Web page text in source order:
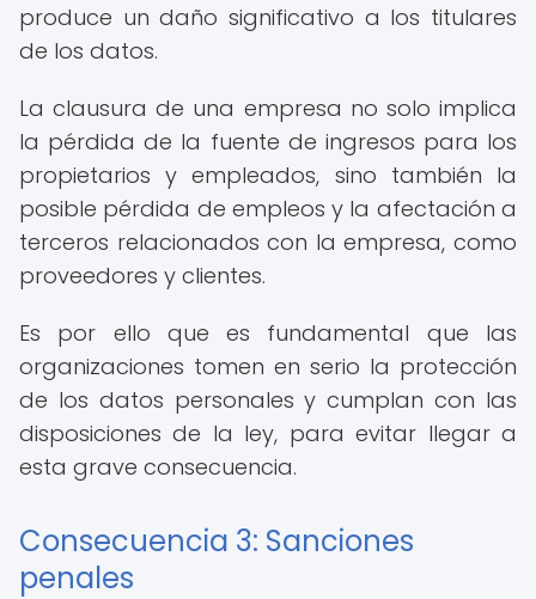
produce un daño significativo a los titulares
de los datos.
La clausura de una empresa no solo implica
la pérdida de la fuente de ingresos para los
propietarios y empleados, sino también la
posible pérdida de empleos y la afectación a
terceros relacionados con la empresa, como
proveedores y clientes.
Es por ello que es fundamental que las
organizaciones tomen en serio la protección
de los datos personales y cumplan con las
disposiciones de la ley, para evitar llegar a
esta grave consecuencia.
Consecuencia 3: Sanciones
penales